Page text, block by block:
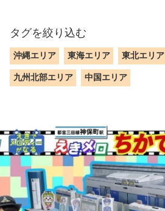
タグを絞り込む
沖縄エリア 東海エリア 東北エリア
九州北部エリア 中国エリア